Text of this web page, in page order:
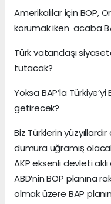
Amerikalılar için BOP,
korumak iken acaba
Türk vatandaşı
tutacak?
Yoksa BAP’la
getirecek?
Biz Türklerin
dumura uğramış
AKP eksenli devleti
ABD’nin BOP planına
olmak üzere BAP